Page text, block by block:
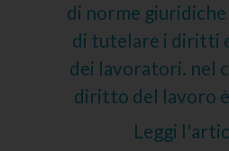
di norme giuridiche
di tutelare i diritti
dei lavoratori. nel
diritto del lavoro
Leggi